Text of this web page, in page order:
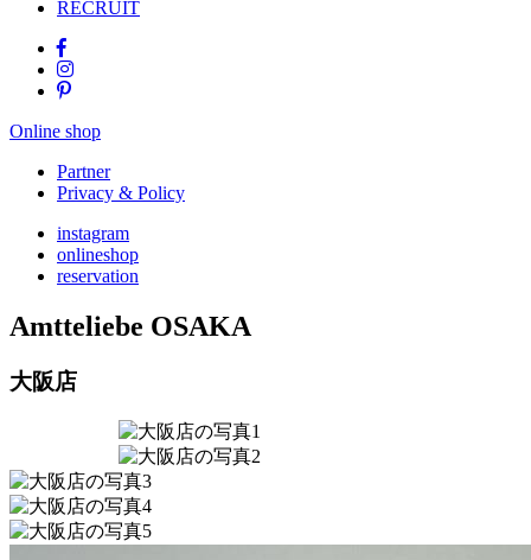
RECRUIT
Online shop
Partner
Privacy & Policy
instagram
onlineshop
reservation
Amtteliebe OSAKA
大阪店